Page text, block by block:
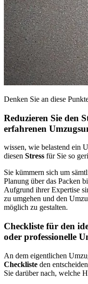
Denken Sie an diese
Reduzieren Sie den
erfahrenen
wissen, wie belastend ein
diesen Stress für Sie so
Sie kümmern sich um
Planung über das Packen
Aufgrund ihrer Expertise
zu umgehen und den
möglich zu gestalten.
Checkliste für den
oder professionelle
An dem eigentlichen
Checkliste den
Sie darüber nach, welche